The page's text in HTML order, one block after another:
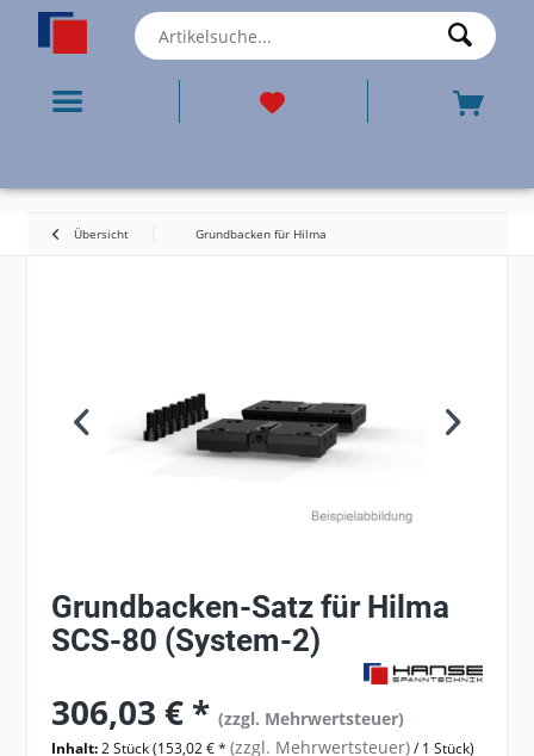
Übersicht Grundbacken für Hilma
Grundbacken-Satz für Hilma
SCS-80 (System-2)
306,03 € *(zzgl. Mehrwertsteuer)
Inhalt:2 Stück (153,02 € *(zzgl. Mehrwertsteuer)/ 1 Stück)